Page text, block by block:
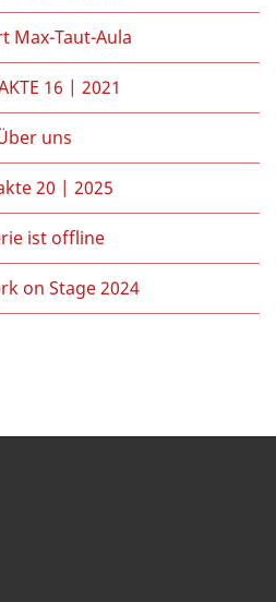
Max-Taut-Aula
16 | 2021
uns
20 | 2025
ist offline
on Stage 2024